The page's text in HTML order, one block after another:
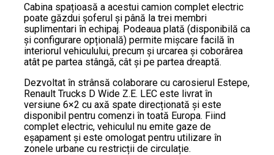
Cabina spațioasă a acestui camion complet electric
poate găzdui șoferul și până la trei membri
suplimentari în echipaj. Podeaua plată (disponibilă ca
şi configurare opțională) permite mișcare facilă în
interiorul vehiculului, precum şi urcarea și coborârea
atât pe partea stângă, cât și pe partea dreaptă.
Dezvoltat în strânsă colaborare cu carosierul Estepe,
Renault Trucks D Wide Z.E. LEC este livrat în
versiune 6×2 cu axă spate direcționată și este
disponibil pentru comenzi în toată Europa. Fiind
complet electric, vehiculul nu emite gaze de
eșapament și este omologat pentru utilizare în
zonele urbane cu restricții de circulație.